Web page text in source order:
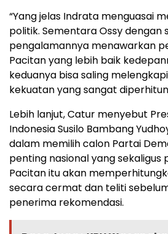
“Yang jelas Indrata menguasai
politik. Sementara Ossy dengan
pengalamannya menawarkan
Pacitan yang lebih baik
keduanya bisa saling
kekuatan yang sangat
Lebih lanjut, Catur menyebut
Indonesia Susilo Bambang
dalam memilih calon Partai
penting nasional yang
Pacitan itu akan
secara cermat dan teliti
penerima rekomendasi.